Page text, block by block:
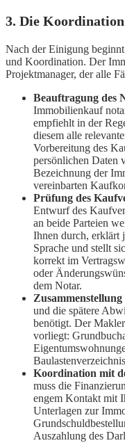
3. Die
Nach der Einigung
und Koordination. Der
Projektmanager, der alle
Beauftragung des
Immobilienkauf
empfiehlt in der
diesem alle
Vorbereitung des
persönlichen Daten
Bezeichnung der
vereinbarten
Prüfung des
Entwurf des
an beide Parteien
Ihnen durch, erklärt
Sprache und stellt
korrekt im
oder
dem Notar.
und die spätere
benötigt. Der
vorliegt:
Koordination mit
muss die
engem Kontakt mit
Unterlagen zur
Auszahlung des